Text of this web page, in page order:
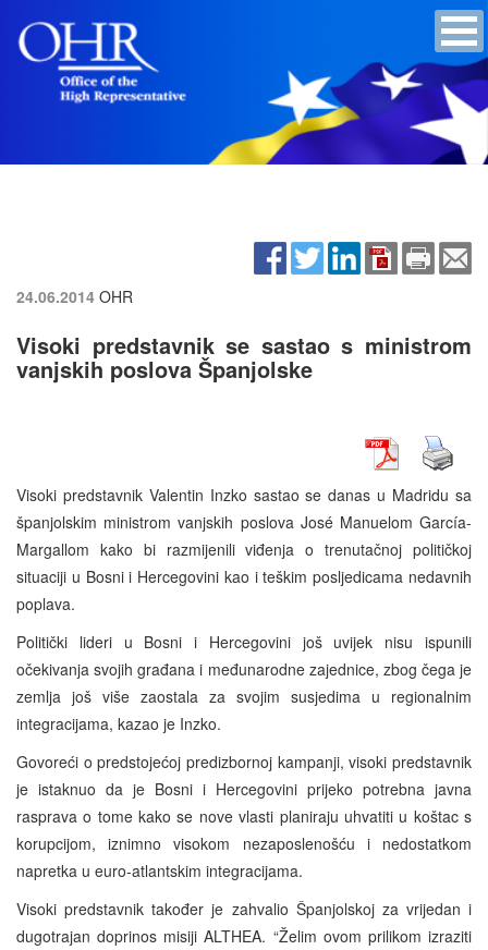
24.06.2014 OHR
Visoki predstavnik se sastao s ministrom
vanjskih poslova Španjolske
Visoki predstavnik Valentin Inzko sastao se danas u Madridu sa
španjolskim ministrom vanjskih poslova José Manuelom García-
Margallom kako bi razmijenili viđenja o trenutačnoj političkoj
situaciji u Bosni i Hercegovini kao i teškim posljedicama nedavnih
poplava.
Politički lideri u Bosni i Hercegovini još uvijek nisu ispunili
očekivanja svojih građana i međunarodne zajednice, zbog čega je
zemlja još više zaostala za svojim susjedima u regionalnim
integracijama, kazao je Inzko.
Govoreći o predstojećoj predizbornoj kampanji, visoki predstavnik
je istaknuo da je Bosni i Hercegovini prijeko potrebna javna
rasprava o tome kako se nove vlasti planiraju uhvatiti u koštac s
korupcijom, iznimno visokom nezaposlenošću i nedostatkom
napretka u euro-atlantskim integracijama.
Visoki predstavnik također je zahvalio Španjolskoj za vrijedan i
dugotrajan doprinos misiji ALTHEA. “Želim ovom prilikom izraziti